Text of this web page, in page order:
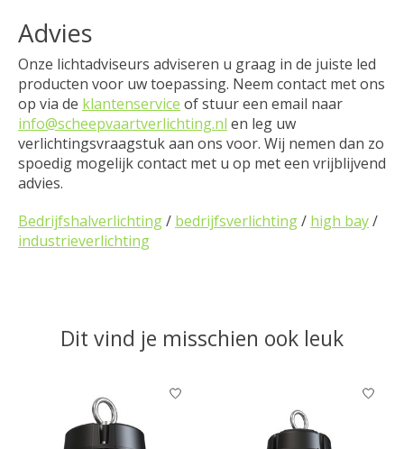
Advies
Onze lichtadviseurs adviseren u graag in de juiste led
producten voor uw toepassing. Neem contact met ons
op via de klantenservice of stuur een email naar
info@scheepvaartverlichting.nl en leg uw
verlichtingsvraagstuk aan ons voor. Wij nemen dan zo
spoedig mogelijk contact met u op met een vrijblijvend
advies.
Bedrijfshalverlichting/ bedrijfsverlichting/ high bay/
industrieverlichting
Dit vind je misschien ook leuk
Items van productcarrousel